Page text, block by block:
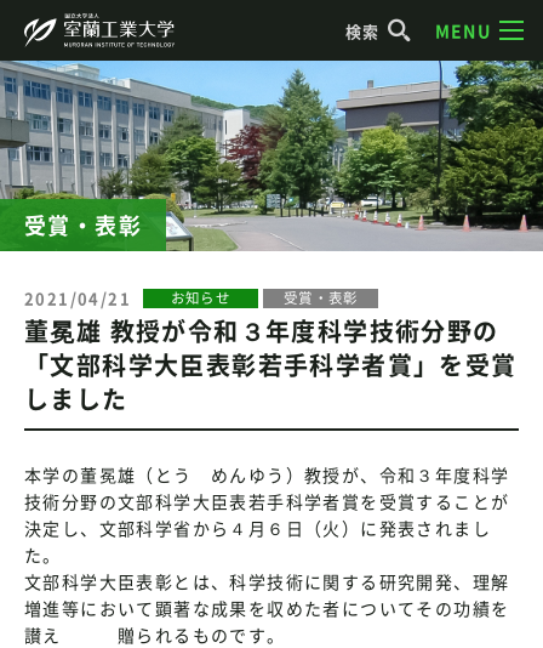
検索 MENU
受賞・表彰
2021/04/21 お知らせ 受賞・表彰
董冕雄 教授が令和３年度科学技術分野の
「文部科学大臣表彰若手科学者賞」を受賞
しました
本学の董冕雄（とう めんゆう）教授が、令和３年度科学
技術分野の文部科学大臣表若手科学者賞を受賞することが
決定し、文部科学省から４月６日（火）に発表されまし
た。
文部科学大臣表彰とは、科学技術に関する研究開発、理解
増進等において顕著な成果を収めた者についてその功績を
讃え 贈られるものです。